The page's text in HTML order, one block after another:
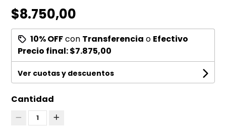
$8.750,00
10% OFFcon Transferencia o Efectivo
Precio final:$7.875,00
Ver cuotas y descuentos
Cantidad
1